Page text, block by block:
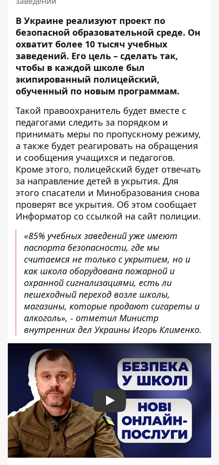
В Украине реализуют проект по
безопасной образовательной среде. Он
охватит более 10 тысяч учебных
заведений. Его цель – сделать так,
чтобы в каждой школе был
экипированный полицейский,
обученный по новым программам.
Такой правоохранитель будет вместе с
педагогами следить за порядком и
принимать меры по пропускному режиму,
а также будет реагировать на обращения
и сообщения учащихся и педагогов.
Кроме этого, полицейский будет отвечать
за направление детей в укрытия. Для
этого спасатели и Минобразования снова
проверят все укрытия. Об этом сообщает
Информатор со ссылкой на сайт полиции.
«85% учебных заведений уже имеют
паспорта безопасности, где мы
считаемся не только с укрытием, но и
как школа оборудована пожарной и
охранной сигнализациями, есть ли
пешеходный переход возле школы,
магазины, которые продают сигареты и
алкоголь», - отметил Министр
внутренних дел Украины Игорь Клименко.
Play